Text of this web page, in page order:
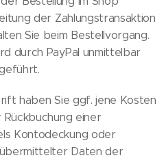
der Zahlungstransaktion
Sie beim Bestellvorgang.
durch PayPal unmittelbar
haben Sie ggf. jene Kosten
einer
Kontodeckung oder
Daten der